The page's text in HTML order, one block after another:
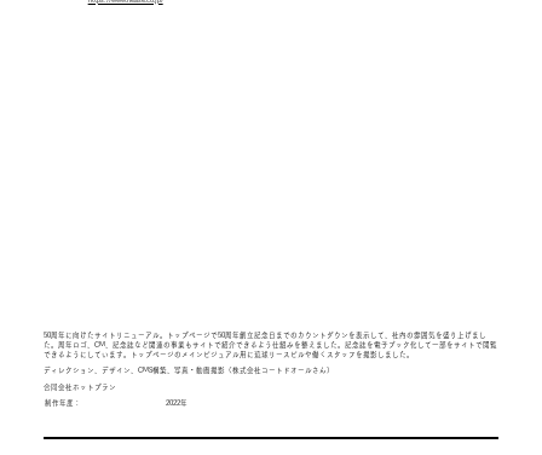
50周年に向けたサイトリニューアル。トップページで50周年創立記念日までのカウントダウンを表示して、社内の雰囲気を盛り上げまし
た。周年ロゴ、CM、記念誌など関連の事業もサイトで紹介できるよう仕組みを整えました。記念誌を電子ブック化して一部をサイトで閲覧
できるようにしています。トップページのメインビジュアル用に琉球リースビルや働くスタッフを撮影しました。
ディレクション、デザイン、CMS構築、写真・動画撮影（株式会社コートドオールさん）
合同会社ホットプラン
制作年度： 2022年